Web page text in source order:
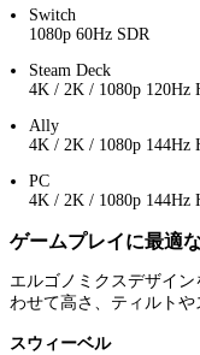
Switch
1080p 60Hz SDR
Steam Deck
4K / 2K / 1080p 120Hz
Ally
4K / 2K / 1080p 144Hz
PC
4K / 2K / 1080p 144Hz
ゲームプレイに最適
エルゴノミクスデザイ
わせて高さ、ティルトや
スウィーベル